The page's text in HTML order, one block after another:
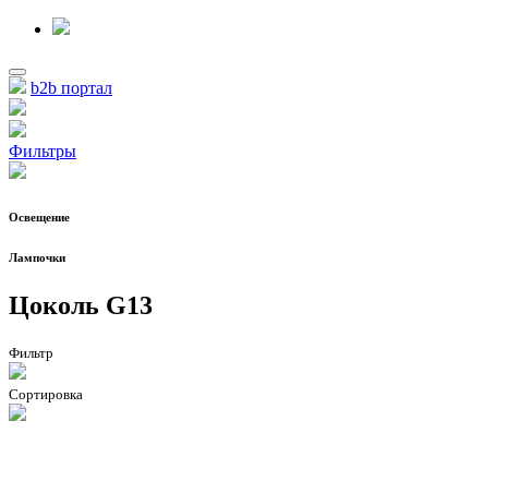
b2b портал
Фильтры
Освещение
Лампочки
Цоколь G13
Фильтр
Сортировка